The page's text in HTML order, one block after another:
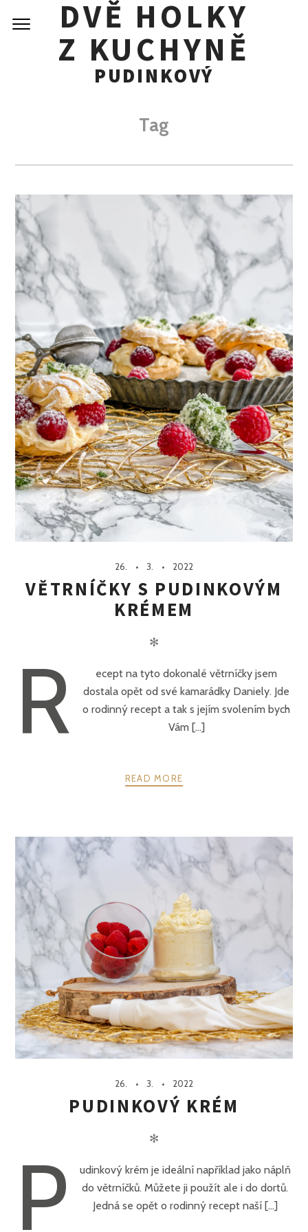
DVĚ HOLKY
Z KUCHYNĚ
PUDINKOVÝ
Tag
26. 3. 2022
VĚTRNÍČKY S PUDINKOVÝM
KRÉMEM
✻
R
ecept na tyto dokonalé větrníčky jsem
dostala opět od své kamarádky Daniely. Jde
o rodinný recept a tak s jejím svolením bych
Vám [...]
READ MORE
26. 3. 2022
PUDINKOVÝ KRÉM
✻
P
udinkový krém je ideální například jako náplň
do větrníčků. Můžete ji použít ale i do dortů.
Jedná se opět o rodinný recept naší [...]